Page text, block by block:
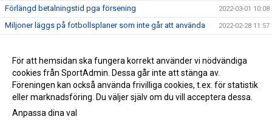
Förlängd betalningstid pga försening 2022-03-01 10:08
Miljoner läggs på fotbollsplaner som inte går att använda 2022-02-28 11:57
Årsmöte 23/3 - Wartagården kl 19.00 2022-02-22 14:05
Dags att ladda ner SportAdmin MedlemsApp 2022-02-13 17:32
För att hemsidan ska fungera korrekt använder vi nödvändiga
cookies från SportAdmin. Dessa går inte att stänga av.
Föreningen kan också använda frivilliga cookies, t.ex. för statistik
eller marknadsföring. Du väljer själv om du vill acceptera dessa.
Anpassa dina val